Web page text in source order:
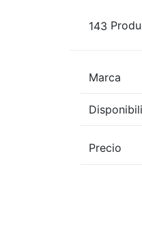
143
Marca
Precio